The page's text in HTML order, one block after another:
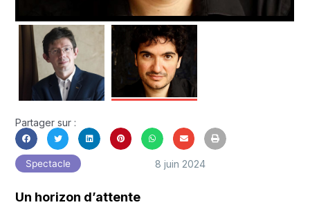
Partager sur :
Spectacle 8 juin 2024
Un horizon d’attente